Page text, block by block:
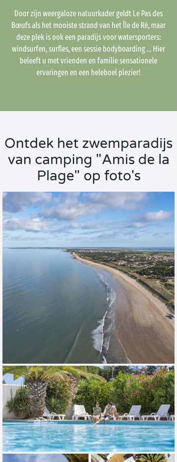
Door zijn weergaloze natuurkader geldt Le Pas des
Bœufs als het mooiste strand van het Île de Ré, maar
deze plek is ook een paradijs voor watersporters:
windsurfen, surfles, een sessie bodyboarding … Hier
beleeft u met vrienden en familie sensationele
ervaringen en een heleboel plezier!
Ontdek het zwemparadijs
van camping "Amis de la
Plage" op foto's